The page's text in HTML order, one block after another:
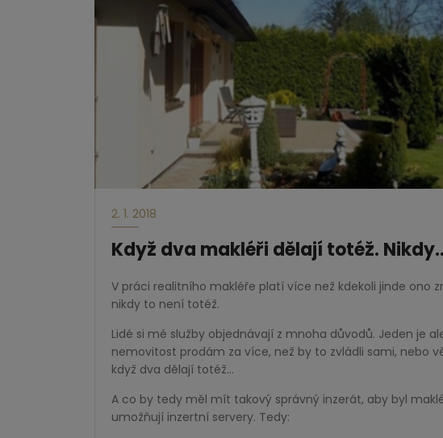
2. 1. 2018
Když dva makléři dělají totéž.
V práci realitního makléře platí více než kdekoli jinde ono
nikdy to není totéž.
Lidé si mé služby objednávají z mnoha důvodů. Jeden je
nemovitost prodám za více, než by to zvládli sami, nebo
když dva dělají totéž…
A co by tedy měl mít takový správný inzerát, aby byl
umožňují inzertní servery. Tedy: